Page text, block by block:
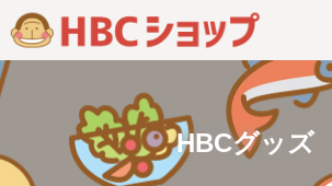
HBCグッズ